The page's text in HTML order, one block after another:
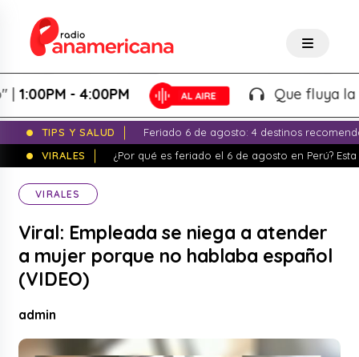
- 4:00PM Que fluya la
TIPS Y SALUD
Feriado 6 de agosto: 4 destinos
VIRALES
¿Por qué es feriado el 6 de agosto en Perú?
VIRALES
Viral: Empleada se niega a atender
a mujer porque no hablaba español
(VIDEO)
admin